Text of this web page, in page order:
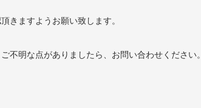
きますようお願い致します。
明な点がありましたら、お問い合わせください。